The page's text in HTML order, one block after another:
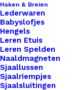
Haken & Breien
Lederwaren
Babyslofjes
Hengels
Leren Etuis
Leren Spelden
Naaldmagneten
Sjaallussen
Sjaalriempjes
Sjaalsluitingen
. . .
4 op voorraad
Prym
Krijtpotloden
Met